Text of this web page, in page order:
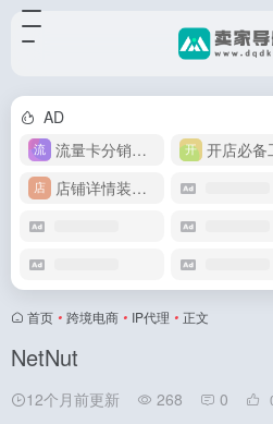
AD
流量卡分销代理
店铺详情装修模版
首页 • 跨境电商 • IP代理 • 正文
NetNut
12个月前更新 268 0